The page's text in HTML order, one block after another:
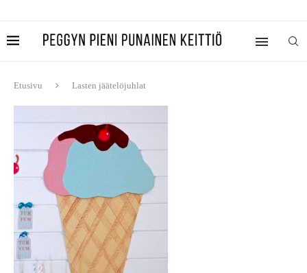
Etusivu Lasten jäätelöjuhlat